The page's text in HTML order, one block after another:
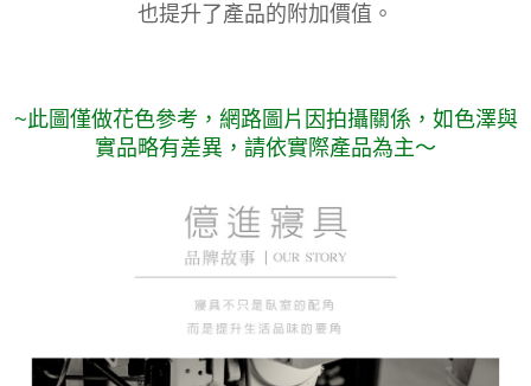
也提升了產品的附加價值。
~此圖僅做花色參考， 網路圖片因拍攝關係，如色澤與
實品略有差異，請依實際產品為主～